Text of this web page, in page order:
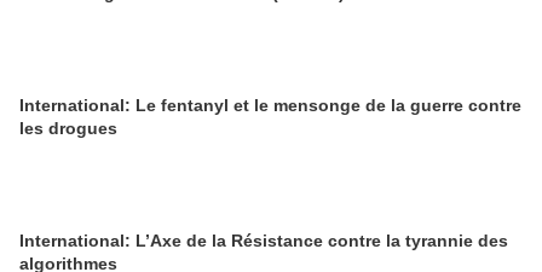
International: Le fentanyl et le mensonge de la guerre contre
les drogues
International: L’Axe de la Résistance contre la tyrannie des
algorithmes